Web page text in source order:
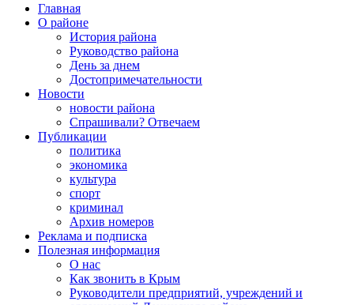
Главная
О районе
История района
Руководство района
День за днем
Достопримечательности
Новости
новости района
Спрашивали? Отвечаем
Публикации
политика
экономика
культура
спорт
криминал
Архив номеров
Реклама и подписка
Полезная информация
О нас
Как звонить в Крым
Руководители предприятий, учреждений и